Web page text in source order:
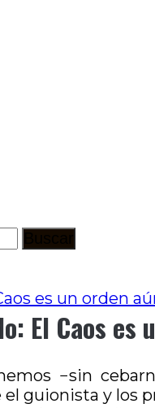
es un orden
El Caos
−sin
el guionista y los